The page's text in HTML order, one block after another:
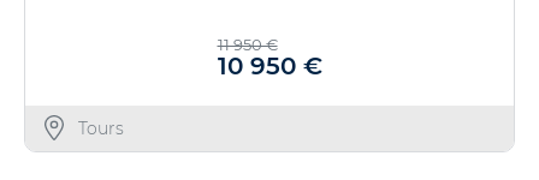
11 950 €
10 950 €
Tours